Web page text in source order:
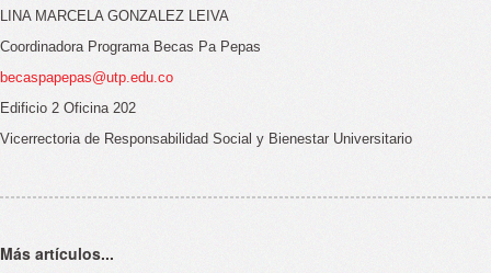
LINA MARCELA GONZALEZ LEIVA
Coordinadora Programa Becas Pa Pepas
becaspapepas@utp.edu.co
Edificio 2 Oficina 202
Vicerrectoria de Responsabilidad Social y Bienestar Universitario
Más artículos...